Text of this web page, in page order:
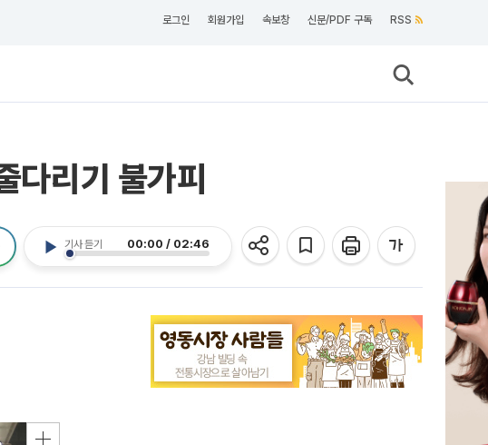
로그인 회원가입 속보창 신문/PDF 구독 RSS
다리기 불가피
기사 듣기 00:00 / 02:46